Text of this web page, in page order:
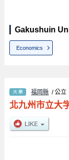
Gakushuin
Economics
福岡縣 / 公立
北九州市立大